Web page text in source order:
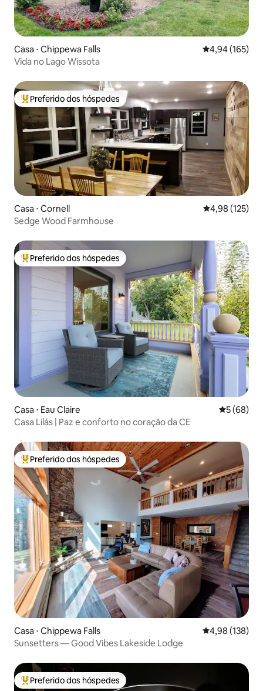
Casa ⋅ Chippewa Falls 4,94 de uma
4,94 (165)
Vida no Lago Wissota
Entre os melhores preferidos dos hóspedes
Preferido dos hóspedes
Casa ⋅ Cornell 4,98 de uma
4,98 (125)
Sedge Wood Farmhouse
Entre os melhores preferidos dos hóspedes
Preferido dos hóspedes
Casa ⋅ Eau Claire 5 de uma
5 (68)
Casa Lilás | Paz e conforto no coração da CE
Entre os melhores preferidos dos hóspedes
Preferido dos hóspedes
Casa ⋅ Chippewa Falls 4,98 de uma
4,98 (138)
Sunsetters — Good Vibes Lakeside Lodge
Entre os melhores preferidos dos hóspedes
Preferido dos hóspedes